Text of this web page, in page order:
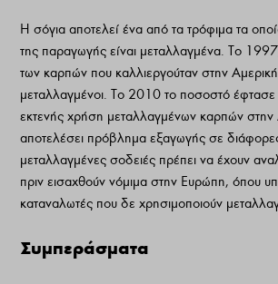
Η σόγια αποτελεί ένα από τα τρόφιμα τα
της παραγωγής είναι μεταλλαγμένα. Το
των καρπών που καλλιεργούταν στην
μεταλλαγμένοι. Το 2010 το ποσοστό
εκτενής χρήση μεταλλαγμένων καρπών στην
αποτελέσει πρόβλημα εξαγωγής σε
μεταλλαγμένες σοδειές πρέπει να έχουν
πριν εισαχθούν νόμιμα στην Ευρώπη, όπου
καταναλωτές που δε χρησιμοποιούν
Συμπεράσματα